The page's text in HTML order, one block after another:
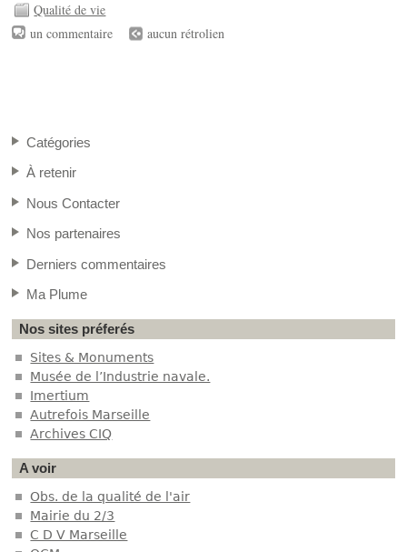
Qualité de vie
un commentaire
aucun rétrolien
Catégories
À retenir
Nous Contacter
Nos partenaires
Derniers commentaires
Ma Plume
Nos sites préferés
Sites & Monuments
Musée de l’Industrie navale.
Imertium
Autrefois Marseille
Archives CIQ
A voir
Obs. de la qualité de l'air
Mairie du 2/3
C D V Marseille